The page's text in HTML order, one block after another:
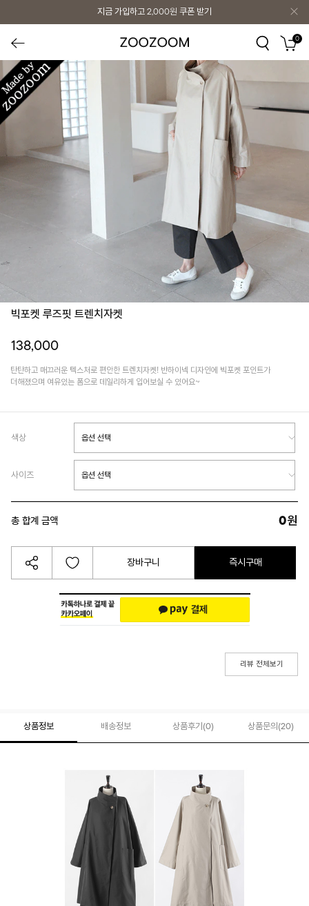
지금 가입하고 2,000원 쿠폰 받기
0
빅포켓 루즈핏 트렌치자켓
138,000
탄탄하고 매끄러운 텍스처로 편안한 트렌치자켓! 반하이넥 디자인에 빅포켓 포인트가
더해졌으며 여유있는 폼으로 데일리하게 입어보실 수 있어요~
색상
사이즈
총 합계 금액 0원
장바구니 즉시구매
리뷰 전체보기
상품정보 배송정보 상품후기(0) 상품문의 (20)